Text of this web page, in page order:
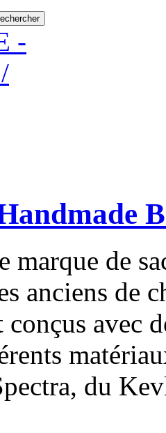
marque de
anciens de
conçus avec
du